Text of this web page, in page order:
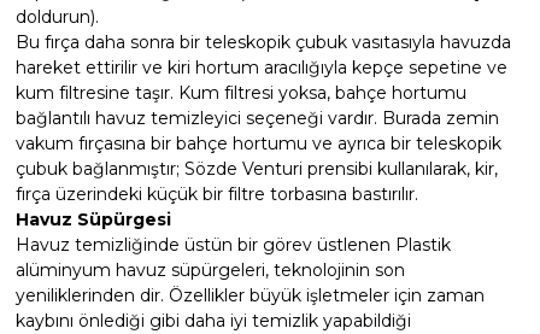
Tuz
Temizleyici
Havuz Robotu Yedek
Dalgıç Pompa
Dezenfeksiyon
Havuz Güvenlik
doldurun).
Bu fırça daha sonra bir teleskopik çubuk vasıtasıyla havuzda
hareket ettirilir ve kiri hortum aracılığıyla kepçe sepetine ve
kum filtresine taşır. Kum filtresi yoksa, bahçe hortumu
bağlantılı havuz temizleyici seçeneği vardır. Burada zemin
vakum fırçasına bir bahçe hortumu ve ayrıca bir teleskopik
çubuk bağlanmıştır; Sözde Venturi prensibi kullanılarak, kir,
fırça üzerindeki küçük bir filtre torbasına bastırılır.
Havuz Süpürgesi
Havuz temizliğinde üstün bir görev üstlenen Plastik
alüminyum havuz süpürgeleri, teknolojinin son
yeniliklerinden dir. Özellikler büyük işletmeler için zaman
kaybını önlediği gibi daha iyi temizlik yapabildiği